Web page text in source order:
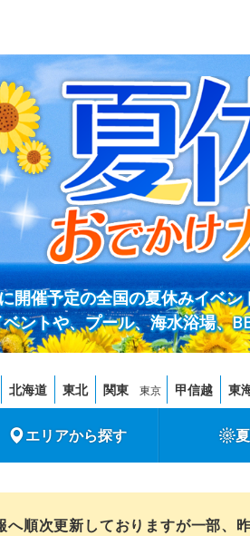
開催予定の全国の夏休みイベ
ントや、プール、海水浴場、
北海道 東北 関東 東京 甲信越 東
エリアから探す
へ順次更新しておりますが一部、